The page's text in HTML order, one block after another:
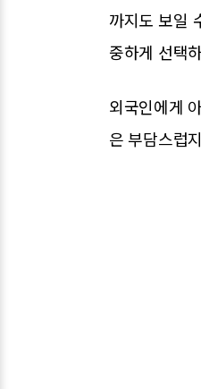
까지도 보일
중하게 선택
외국인에게
은 부담스럽